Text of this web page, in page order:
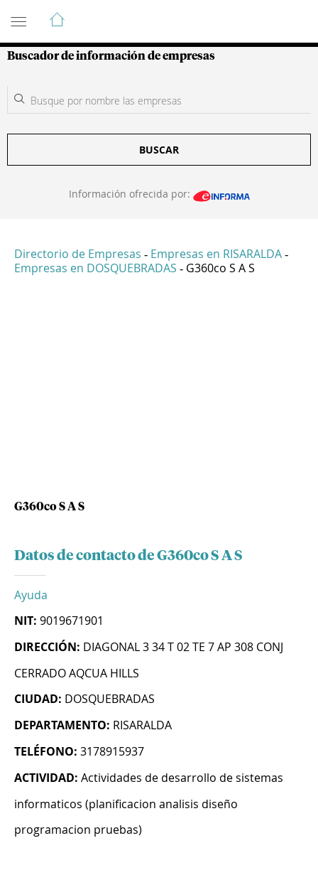
Guía de Empresas Colombianas
Buscador de información de empresas
BUSCAR
Información ofrecida por:
Directorio de Empresas - Empresas en RISARALDA -
Empresas en DOSQUEBRADAS - G360co S A S
G360co S A S
Datos de contacto de G360co S A S
Ayuda
NIT: 9019671901
DIRECCIÓN: DIAGONAL 3 34 T 02 TE 7 AP 308 CONJ
CERRADO AQCUA HILLS
CIUDAD: DOSQUEBRADAS
DEPARTAMENTO: RISARALDA
TELÉFONO: 3178915937
ACTIVIDAD: Actividades de desarrollo de sistemas
informaticos (planificacion analisis diseño
programacion pruebas)